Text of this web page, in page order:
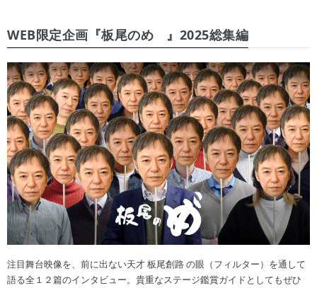
WEB限定企画『板尾のめ゙』2025総集編
注目舞台映像を、前に出ない天才 板尾創路 の眼（フィルター）を通して
語る全１２篇のインタビュー。貴重なステージ鑑賞ガイドとしてもぜひ